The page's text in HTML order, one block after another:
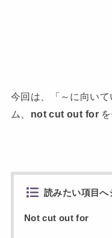
今回は、「～に向い
ム、 not cut out for
読みたい項目へ
Not cut out for